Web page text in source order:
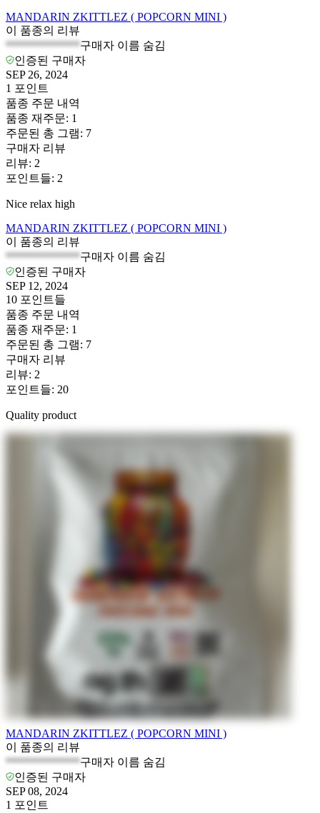
MANDARIN ZKITTLEZ ( POPCORN MINI )
이 품종의 리뷰
*************구매자 이름 숨김
인증된 구매자
SEP 26, 2024
1 포인트
품종 주문 내역
품종 재주문: 1
주문된 총 그램: 7
구매자 리뷰
리뷰: 2
포인트들: 2
Nice relax high
MANDARIN ZKITTLEZ ( POPCORN MINI )
이 품종의 리뷰
*************구매자 이름 숨김
인증된 구매자
SEP 12, 2024
10 포인트들
품종 주문 내역
품종 재주문: 1
주문된 총 그램: 7
구매자 리뷰
리뷰: 2
포인트들: 20
Quality product
MANDARIN ZKITTLEZ ( POPCORN MINI )
이 품종의 리뷰
*************구매자 이름 숨김
인증된 구매자
SEP 08, 2024
1 포인트